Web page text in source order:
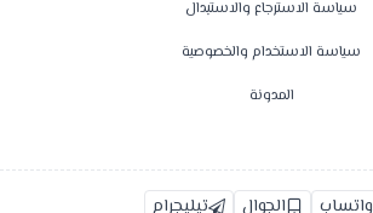
سياسة الاسترجاع والاستبدال
سياسة الاستخدام والخصوصية
المدونة
واتساب الجوال تيليجرام